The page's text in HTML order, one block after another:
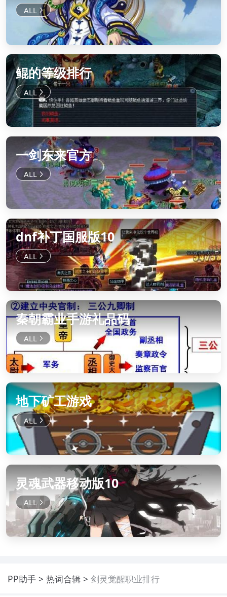
鲲的等级排行
一剑东来官方
dnf补丁国服版10
秦朝霸业手游礼品码
地下矿工游戏
灵魂武器移动版10
PP助手 热词合辑 剑灵觉醒职业排行